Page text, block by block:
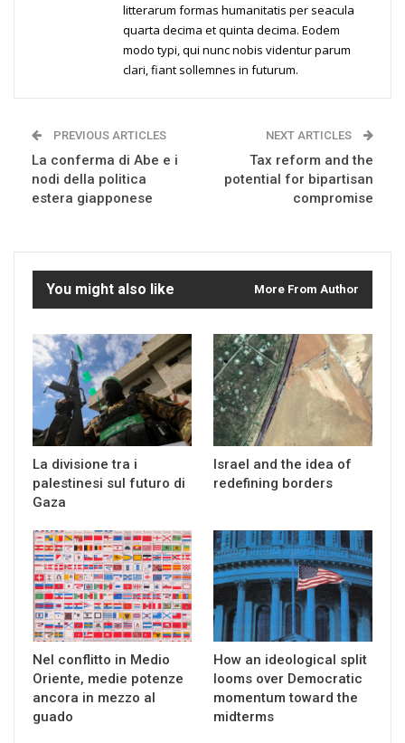
litterarum formas humanitatis per seacula
quarta decima et quinta decima. Eodem
modo typi, qui nunc nobis videntur parum
clari, fiant sollemnes in futurum.
PREVIOUS ARTICLES
La conferma di Abe e i
nodi della politica
estera giapponese
NEXT ARTICLES
Tax reform and the
potential for bipartisan
compromise
You might also like More From Author
La divisione tra i
palestinesi sul futuro di
Gaza
Israel and the idea of
redefining borders
Nel conflitto in Medio
Oriente, medie potenze
ancora in mezzo al
guado
How an ideological split
looms over Democratic
momentum toward the
midterms